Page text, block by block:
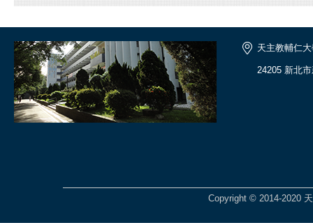
天主教輔仁
24205 新北
Copyright © 2014-2020